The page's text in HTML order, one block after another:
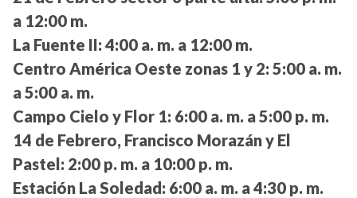
a 12:00 m.
La Fuente II: 4:00 a. m. a 12:00 m.
Centro América Oeste zonas 1 y 2: 5:00 a. m.
a 5:00 a. m.
Campo Cielo y Flor 1: 6:00 a. m. a 5:00 p. m.
14 de Febrero, Francisco Morazán y El
Pastel: 2:00 p. m. a 10:00 p. m.
Estación La Soledad: 6:00 a. m. a 4:30 p. m.